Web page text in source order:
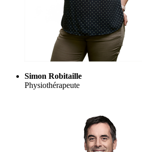
Simon Robitaille
Physiothérapeute